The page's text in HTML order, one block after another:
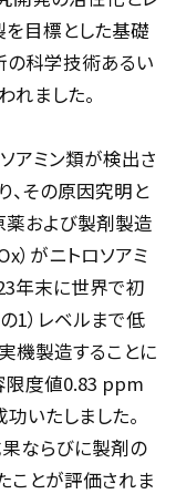
を目標とした基礎
の科学技術あるい
れました。
アミン類が検出さ
、その原因究明と
薬および製剤製造
）がニトロソアミ
年末に世界で初
1）レベルまで低
機製造することに
限度値0.83 ppm
功いたしました。
ならびに製剤の
ことが評価されま